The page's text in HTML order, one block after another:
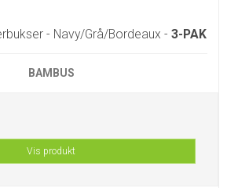
- Navy/Grå/Bordeaux - 3-PAK
BAMBUS
Vis produkt